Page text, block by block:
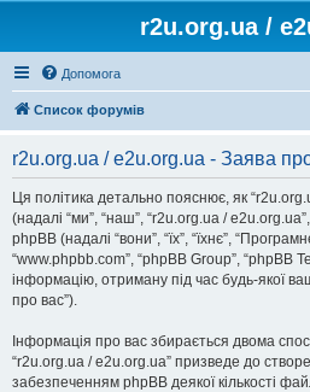
r2u.org.ua /
Допомога
Список форумів
r2u.org.ua / e2u.org.ua - Заява
Ця політика детально пояснює, як
(надалі “ми”, “наш”, “r2u.org.ua /
phpBB (надалі “вони”, “їх”, “їхнє”,
“www.phpbb.com”, “phpBB Group”, “phpBB
інформацію, отриману під час будь-якої
про вас”).
Інформація про вас збирається двома
“r2u.org.ua / e2u.org.ua” призведе до
забезпеченням phpBB деякої кількості